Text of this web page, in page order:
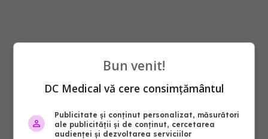
Bun venit!
DC Medical vă cere consimțământul
Publicitate și conținut personalizat, măsurători
ale publicității și de conținut, cercetarea
audienței și dezvoltarea serviciilor